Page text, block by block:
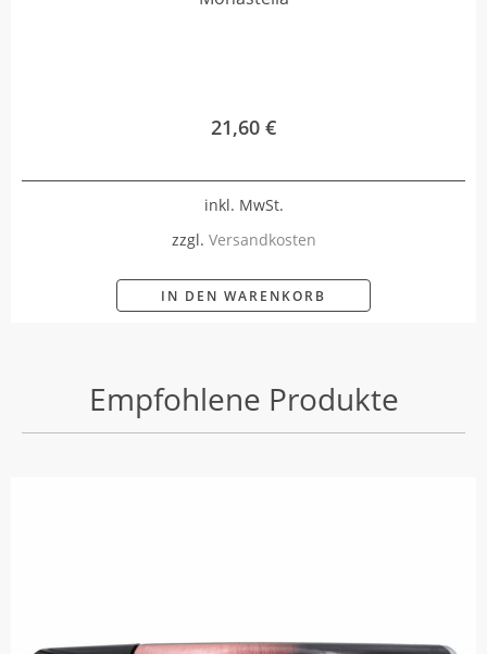
21,60 €
inkl. MwSt.
zzgl. Versandkosten
IN DEN WARENKORB
Empfohlene Produkte